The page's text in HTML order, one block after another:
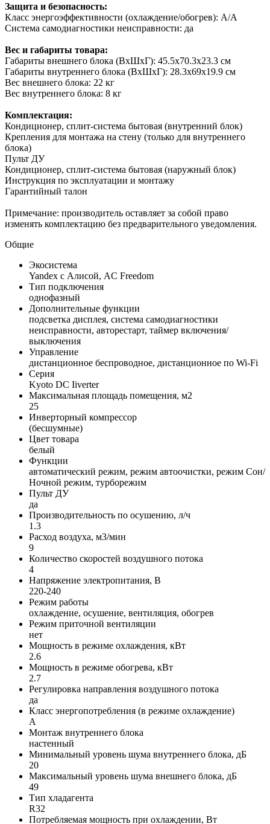
Защита и безопасность:
Класс энергоэффективности (охлаждение/обогрев): А/A
Система самодиагностики неисправности: да
Вес и габариты товара:
Габариты внешнего блока (ВхШхГ): 45.5х70.3х23.3 см
Габариты внутреннего блока (ВхШхГ): 28.3х69х19.9 см
Вес внешнего блока: 22 кг
Вес внутреннего блока: 8 кг
Комплектация:
Кондиционер, сплит-система бытовая (внутренний блок)
Крепления для монтажа на стену (только для внутреннего
блока)
Пульт ДУ
Кондиционер, сплит-система бытовая (наружный блок)
Инструкция по эксплуатации и монтажу
Гарантийный талон
Примечание: производитель оставляет за собой право
изменять комплектацию без предварительного уведомления.
Общие
Экосистема
Yandex с Алисой, AC Freedom
Тип подключения
однофазный
Дополнительные функции
подсветка дисплея, система самодиагностики
неисправности, авторестарт, таймер включения/
выключения
Управление
дистанционное беспроводное, дистанционное по Wi-Fi
Серия
Kyoto DC Iiverter
Максимальная площадь помещения, м2
25
Инверторный компрессор
(бесшумные)
Цвет товара
белый
Функции
автоматический режим, режим автоочистки, режим Сон/
Ночной режим, турборежим
Пульт ДУ
да
Производительность по осушению, л/ч
1.3
Расход воздуха, м3/мин
9
Количество скоростей воздушного потока
4
Напряжение электропитания, В
220-240
Режим работы
оxлаждение, осушение, вентиляция, обогрев
Режим приточной вентиляции
нет
Мощность в режиме охлаждения, кВт
2.6
Мощность в режиме обогрева, кВт
2.7
Регулировка направления воздушного потока
да
Класс энергопотребления (в режиме охлаждение)
A
Монтаж внутреннего блока
настенный
Минимальный уровень шума внутреннего блока, дБ
20
Максимальный уровень шума внешнего блока, дБ
49
Тип хладагента
R32
Потребляемая мощность при охлаждении, Вт